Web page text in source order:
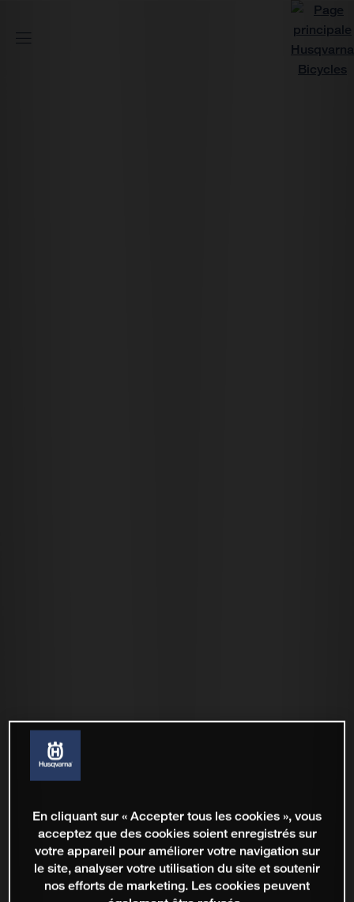
En cliquant sur « Accepter tous les cookies », vous
acceptez que des cookies soient enregistrés sur
votre appareil pour améliorer votre navigation sur
le site, analyser votre utilisation du site et soutenir
nos efforts de marketing. Les cookies peuvent